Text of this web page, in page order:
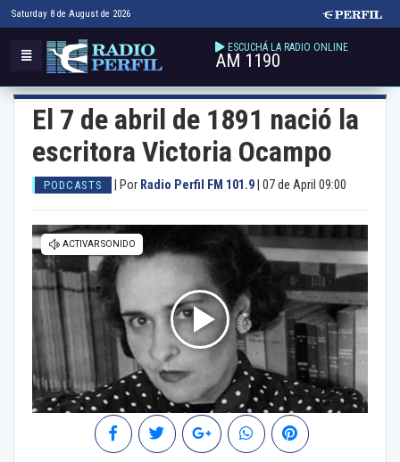
Saturday 8 de August de 2026
ESCUCHÁ LA RADIO ONLINE
AM 1190
El 7 de abril de 1891 nació la
escritora Victoria Ocampo
PODCASTS Por Radio Perfil FM 101.9 07 de April 09:00